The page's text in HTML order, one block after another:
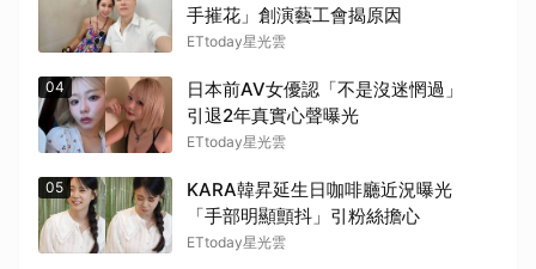
手摧花」創演藝工會揭原因
ETtoday星光雲
04
日本前AV女優認「不是沒迷惘過」
引退2年真實心聲曝光
ETtoday星光雲
05
KARA韓昇延生日咖啡廳近況曝光
「手部明顯顫抖」引粉絲擔心
ETtoday星光雲